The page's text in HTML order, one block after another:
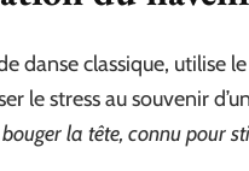
danse classique, utilise
le stress au souvenir
la tête, connu pour